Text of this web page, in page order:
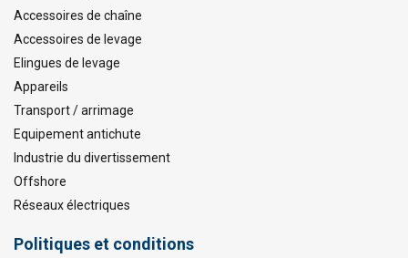
Accessoires de chaîne
Accessoires de levage
Elingues de levage
Appareils
Transport / arrimage
Equipement antichute
Industrie du divertissement
Offshore
Réseaux électriques
Politiques et conditions